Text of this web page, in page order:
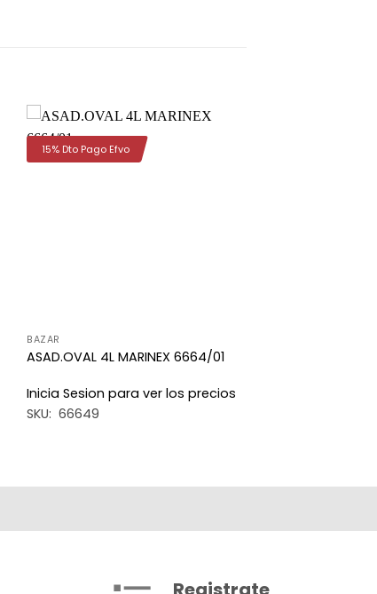
BAZAR
ASAD.OVAL 4L MARINEX 6664/01
Inicia Sesion para ver los precios
SKU: 66649
15% Dto Pago Efvo